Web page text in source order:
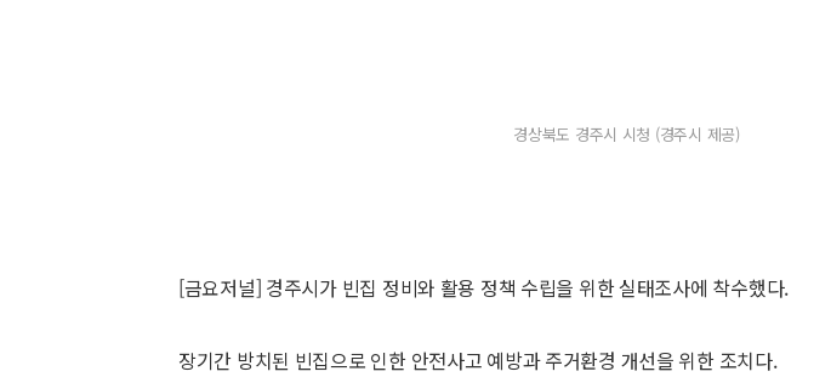
경상북도 경주시 시청 (경주시 제공)
[금요저널] 경주시가 빈집 정비와 활용 정책 수립을 위한 실태조사에 착수했다.
장기간 방치된 빈집으로 인한 안전사고 예방과 주거환경 개선을 위한 조치다.